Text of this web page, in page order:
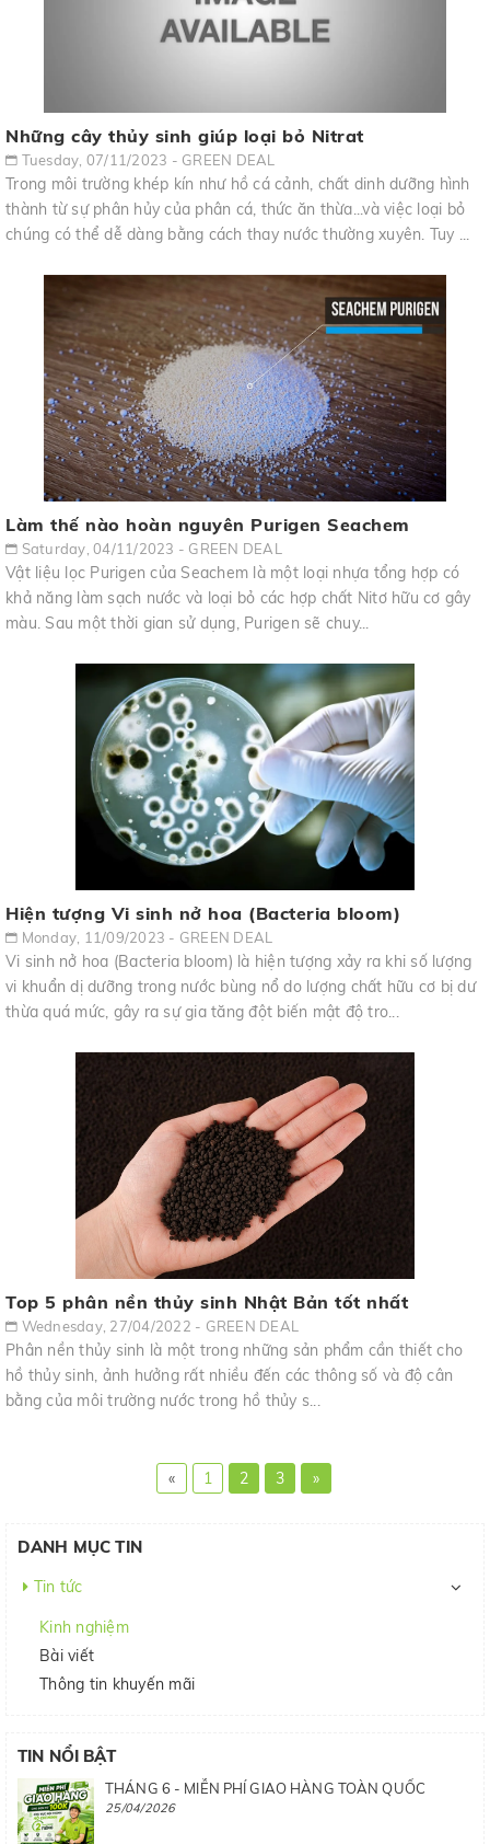
Những cây thủy sinh giúp loại bỏ Nitrat
Tuesday, 07/11/2023 - GREEN DEAL
Trong môi trường khép kín như hồ cá cảnh, chất dinh dưỡng hình
thành từ sự phân hủy của phân cá, thức ăn thừa...và việc loại bỏ
chúng có thể dễ dàng bằng cách thay nước thường xuyên. Tuy ...
Làm thế nào hoàn nguyên Purigen Seachem
Saturday, 04/11/2023 - GREEN DEAL
Vật liệu lọc Purigen của Seachem là một loại nhựa tổng hợp có
khả năng làm sạch nước và loại bỏ các hợp chất Nitơ hữu cơ gây
màu. Sau một thời gian sử dụng, Purigen sẽ chuy...
Hiện tượng Vi sinh nở hoa (Bacteria bloom)
Monday, 11/09/2023 - GREEN DEAL
Vi sinh nở hoa (Bacteria bloom) là hiện tượng xảy ra khi số lượng
vi khuẩn dị dưỡng trong nước bùng nổ do lượng chất hữu cơ bị dư
thừa quá mức, gây ra sự gia tăng đột biến mật độ tro...
Top 5 phân nền thủy sinh Nhật Bản tốt nhất
Wednesday, 27/04/2022 - GREEN DEAL
Phân nền thủy sinh là một trong những sản phẩm cần thiết cho
hồ thủy sinh, ảnh hưởng rất nhiều đến các thông số và độ cân
bằng của môi trường nước trong hồ thủy s...
« 1 2 3 »
DANH MỤC TIN
Tin tức
Kinh nghiệm
Bài viết
Thông tin khuyến mãi
TIN NỔI BẬT
THÁNG 6 - MIỄN PHÍ GIAO HÀNG TOÀN QUỐC
25/04/2026